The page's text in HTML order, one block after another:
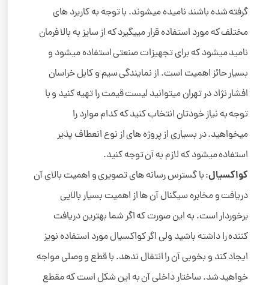
گرفته شده باشند نامیده میشوند. با توجه به کاربرد های
مختلف که مورد استفاده قرار مییگیرد که از سایز به بالا فرمان
نامید میشود که برای تجهیزات صنعتی استفاده میشود و
بسیار حائز اهمیت است. از نمایندگی سیم و کابل خراسان
افشار نژاد در تهران میتوانید لیست قیمت را تهیه کنید و با
توجه به نیاز خودتان انتخاب کنید که کدام موارد را
میخواهید. در بسیاری از پروژه های از نوع انعطاف پذیر
استفاده میشود که لازم به آن توجه کنید.
کواکسیال: با گسترس رسانه های تصویری و اهمیت بالای آن
دریافت و مخابره سیگنال آن ها از اهمیت بسیار بالایی
برخوردار است. به این صورت که اگر شما بهترین دریافت
کننده را داشته باشید ولی اگر کواکسیال مورد استفاده نویز
ایجاد کند و بخوبی آن را انتقال ندهد. با قطع و وصلی مواجه
خواهید شد. ساختار داخلی آن به این شکل است که مقطع